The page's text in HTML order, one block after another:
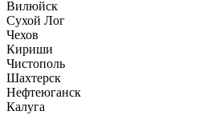
Вилюйск
Сухой Лог
Чехов
Кириши
Чистополь
Шахтерск
Нефтеюганск
Калуга